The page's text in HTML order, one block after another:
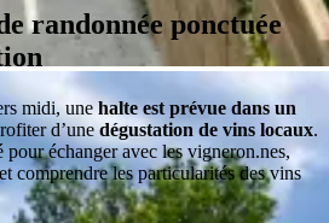
randonnée ponctuée
midi, une halte est prévue dans un
d’unedégustation de vins locaux.
échanger avec les vigneron.nes,
comprendre les particularités des vins